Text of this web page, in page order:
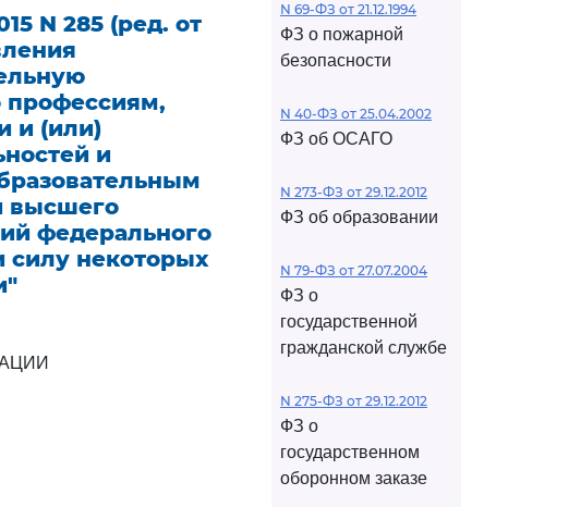
N 285 (ред. от
профессиям,
и (или)
и
высшего
федерального
некоторых
N 69-ФЗ от 21.12.1994
ФЗ о пожарной
безопасности
N 40-ФЗ от 25.04.2002
ФЗ об ОСАГО
N 273-ФЗ от 29.12.2012
ФЗ об образовании
N 79-ФЗ от 27.07.2004
ФЗ о
государственной
гражданской службе
N 275-ФЗ от 29.12.2012
ФЗ о
государственном
оборонном заказе